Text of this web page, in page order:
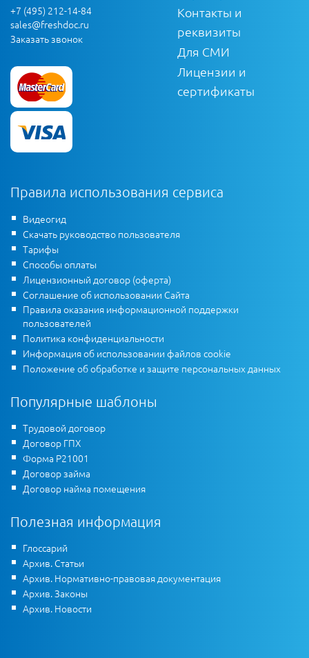
+7 (495) 212-14-84
sales@freshdoc.ru
Заказать звонок
Контакты и
реквизиты
Для СМИ
Лицензии и
сертификаты
Правила использования сервиса
Видеогид
Скачать руководство пользователя
Тарифы
Способы оплаты
Лицензионный договор (оферта)
Соглашение об использовании Сайта
Правила оказания информационной поддержки
пользователей
Политика конфиденциальности
Информация об использовании файлов cookie
Положение об обработке и защите персональных данных
Популярные шаблоны
Трудовой договор
Договор ГПХ
Форма Р21001
Договор займа
Договор найма помещения
Полезная информация
Глоссарий
Архив. Статьи
Архив. Нормативно-правовая документация
Архив. Законы
Архив. Новости